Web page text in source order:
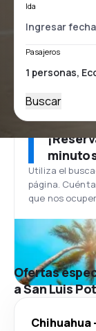
Ida
Pasajeros
Buscar
Utiliza el
página.
que nos
Ofertas
a San Luis
Chihuahua